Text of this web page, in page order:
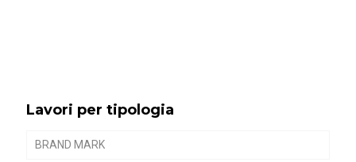
Lavori per tipologia
BRAND MARK